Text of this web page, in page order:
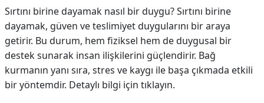
Sırtını birine dayamak nasıl bir duygu? Sırtını birine
dayamak, güven ve teslimiyet duygularını bir araya
getirir. Bu durum, hem fiziksel hem de duygusal bir
destek sunarak insan ilişkilerini güçlendirir. Bağ
kurmanın yanı sıra, stres ve kaygı ile başa çıkmada etkili
bir yöntemdir. Detaylı bilgi için tıklayın.